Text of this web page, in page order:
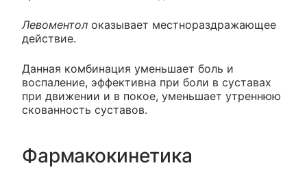
Левоментол оказывает местнораздражающее
действие.
Данная комбинация уменьшает боль и
воспаление, эффективна при боли в суставах
при движении и в покое, уменьшает утреннюю
скованность суставов.
Фармакокинетика